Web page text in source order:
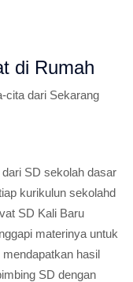
di Rumah
cita dari Sekarang
SD sekolah dasar
kurikulun sekolahd